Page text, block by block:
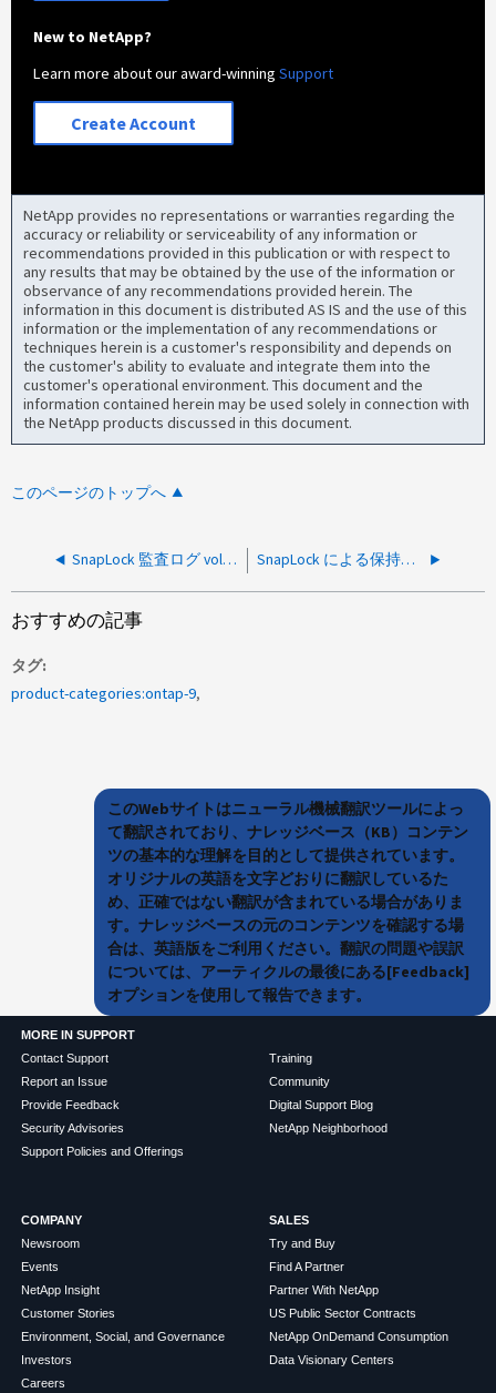
New to NetApp?
Learn more about our award-winningSupport
Create Account
NetApp provides no representations or warranties regarding the
accuracy or reliability or serviceability of any information or
recommendations provided in this publication or with respect to
any results that may be obtained by the use of the information or
observance of any recommendations provided herein. The
information in this document is distributed AS IS and the use of this
information or the implementation of any recommendations or
techniques herein is a customer's responsibility and depends on
the customer's ability to evaluate and integrate them into the
customer's operational environment. This document and the
information contained herein may be used solely in connection with
the NetApp products discussed in this document.
このページのトップへ
SnapLock 監査ログ vol move が失敗し、「 Failed to record audit log entry for the SnapLock volume move operation 」というメッセージが表示される SnapLock による保持時間のコミットが 2038 年 1 月 19 日に予期せずにコミットされる
おすすめの記事
タグ
product-categories:ontap-9
このWebサイトはニューラル機械翻訳ツールによっ
て翻訳されており、ナレッジベース（KB）コンテン
ツの基本的な理解を目的として提供されています。
オリジナルの英語を文字どおりに翻訳しているた
め、正確ではない翻訳が含まれている場合がありま
す。ナレッジベースの元のコンテンツを確認する場
合は、英語版をご利用ください。翻訳の問題や誤訳
については、アーティクルの最後にある[Feedback]
オプションを使用して報告できます。
MORE IN SUPPORT
Contact Support
Report an Issue
Provide Feedback
Security Advisories
Support Policies and Offerings
Training
Community
Digital Support Blog
NetApp Neighborhood
COMPANY
Newsroom
Events
NetApp Insight
Customer Stories
Environment, Social, and Governance
Investors
Careers
SALES
Try and Buy
Find A Partner
Partner With NetApp
US Public Sector Contracts
NetApp OnDemand Consumption
Data Visionary Centers